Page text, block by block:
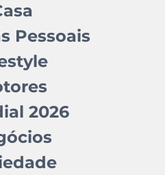
Pessoais
2026